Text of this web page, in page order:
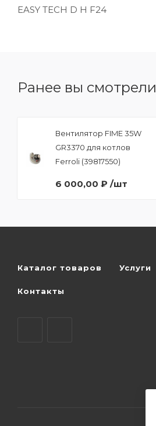
EASY TECH D H F24
Ранее вы смотрели
Вентилятор FIME 35W
GR3370 для котлов
Ferroli (39817550)
6 000,00 ₽ /шт
Каталог товаров Услуги
Контакты